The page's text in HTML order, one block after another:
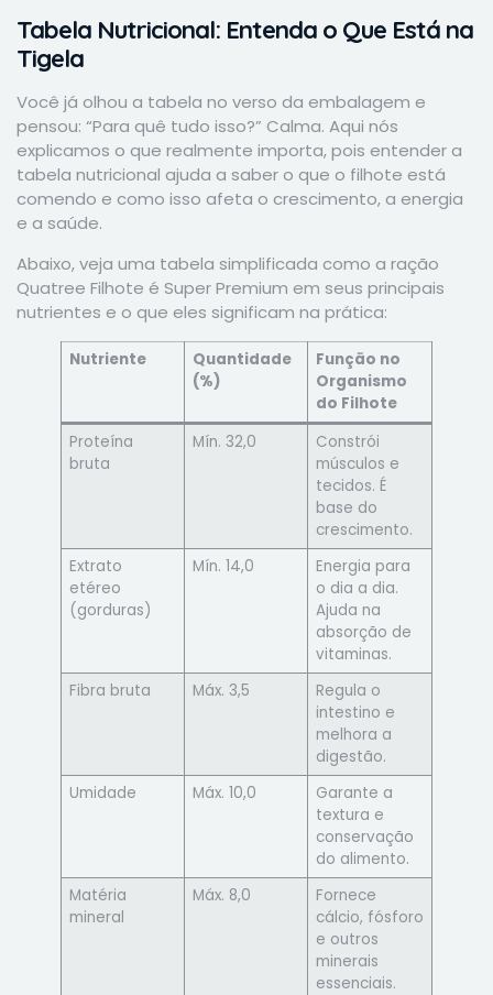
Tabela Nutricional: Entenda o Que Está na
Tigela
Você já olhou a tabela no verso da embalagem e
pensou: “Para quê tudo isso?” Calma. Aqui nós
explicamos o que realmente importa, pois entender a
tabela nutricional ajuda a saber o que o filhote está
comendo e como isso afeta o crescimento, a energia
e a saúde.
Abaixo, veja uma tabela simplificada como a ração
Quatree Filhote é Super Premium em seus principais
nutrientes e o que eles significam na prática:
Nutriente
Quantidade
(%)
Função no
Organismo
do Filhote
Proteína
bruta
Mín. 32,0
Constrói
músculos e
tecidos. É
base do
crescimento.
Extrato
etéreo
(gorduras)
Mín. 14,0
Energia para
o dia a dia.
Ajuda na
absorção de
vitaminas.
Fibra bruta
Máx. 3,5
Regula o
intestino e
melhora a
digestão.
Umidade
Máx. 10,0
Garante a
textura e
conservação
do alimento.
Matéria
mineral
Máx. 8,0
Fornece
cálcio, fósforo
e outros
minerais
essenciais.